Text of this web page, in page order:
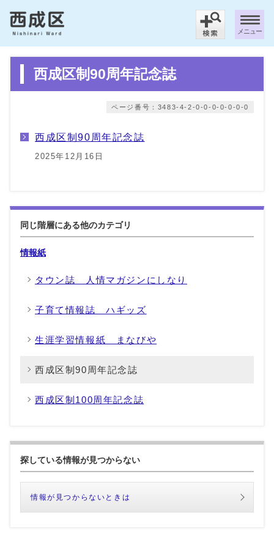
メニュー
西成区制90周年記念誌
ページ番号：3483-4-2-0-0-0-0-0-0-0
西成区制90周年記念誌
2025年12月16日
同じ階層にある他のカテゴリ
情報紙
タウン誌 人情マガジンにしなり
子育て情報誌 ハギッズ
生涯学習情報紙 まなびや
西成区制90周年記念誌
西成区制100周年記念誌
探している情報が見つからない
情報が見つからないときは